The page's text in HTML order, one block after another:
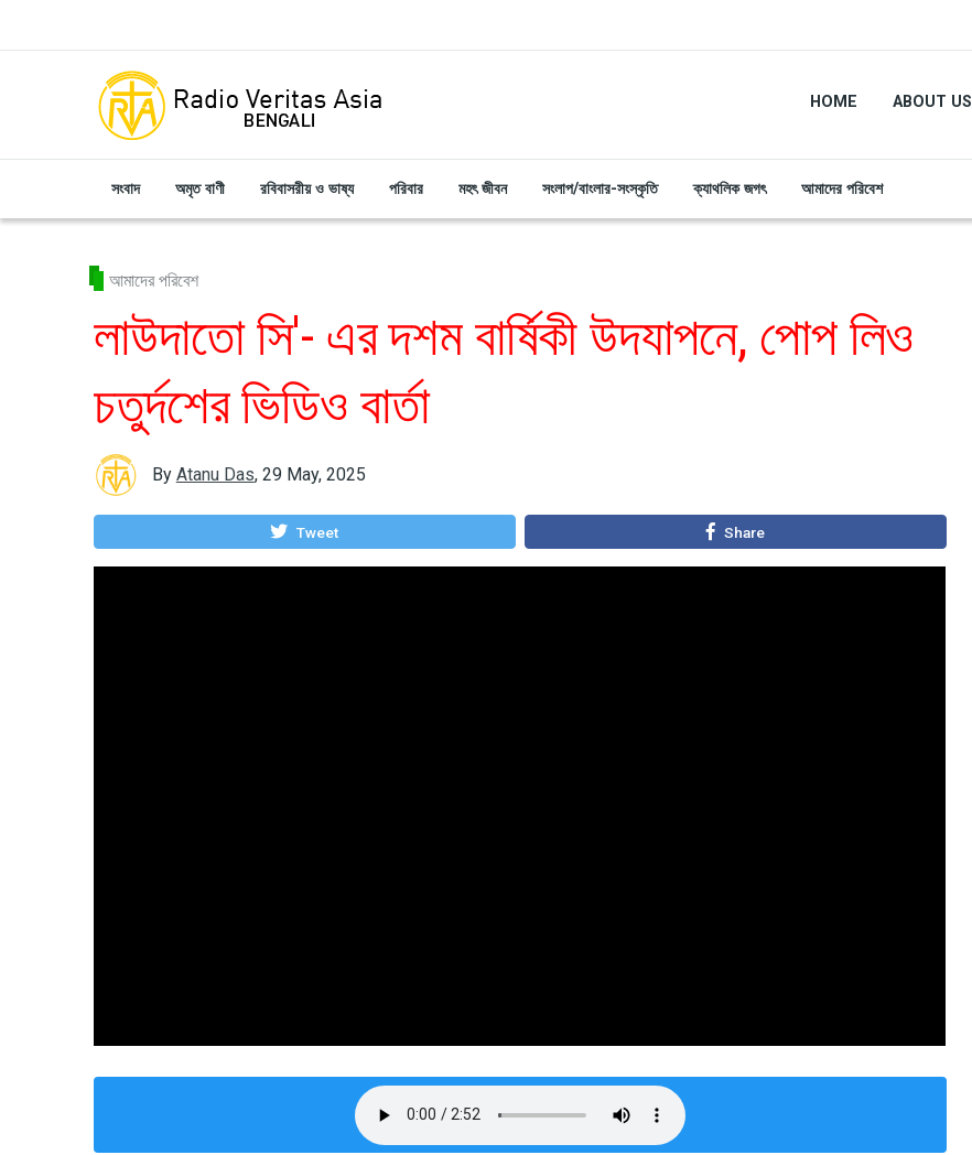
HOME ABOUT US
সংবাদ অমৃত বাণী রবিবাসরীয় ও ভাষ্য পরিবার মহৎ জীবন সংলাপ/বাংলার-সংস্কৃতি ক্যাথলিক জগৎ আমাদের পরিবেশ
আমাদের পরিবেশ
লাউদাতো সি'- এর দশম বার্ষিকী উদযাপনে, পোপ লিও
চতুর্দশের ভিডিও বার্তা
By Atanu Das, 29 May, 2025
Tweet Share